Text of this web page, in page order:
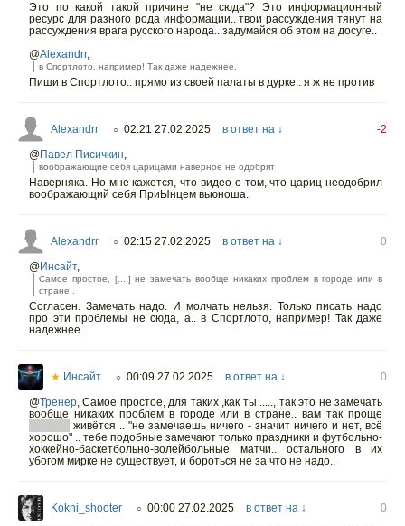
Это по какой такой причине "не сюда"? Это информационный
ресурс для разного рода информации.. твои рассуждения тянут на
рассуждения врага русского народа.. задумайся об этом на досуге..
@Alexandrr,
в Спортлото, например! Так даже надежнее.
Пиши в Спортлото.. прямо из своей палаты в дурке.. я ж не против
Alexandrr ○ 02:21 27.02.2025 в ответ на ↓
-2
@Павел Писичкин,
воображающие себя царицами наверное не одобрят
Наверняка. Но мне кажется, что видео о том, что цариц неодобрил
воображающий себя ПриЫнцем вьюноша.
Alexandrr ○ 02:15 27.02.2025 в ответ на ↓
0
@Инсайт,
Самое простое, [....] не замечать вообще никаких проблем в городе или в
стране..
Согласен. Замечать надо. И молчать нельзя. Только писать надо
про эти проблемы не сюда, а.. в Спортлото, например! Так даже
надежнее.
★ Инсайт ○ 00:09 27.02.2025 в ответ на ↓
0
@Тренер, Самое простое, для таких ,как ты ....., так это не замечать
вообще никаких проблем в городе или в стране.. вам так проще
живётся .. "не замечаешь ничего - значит ничего и нет, всё
хорошо" .. тебе подобные замечают только праздники и футбольно-
хоккейно-баскетбольно-волейбольные матчи.. остального в их
убогом мирке не существует, и бороться не за что не надо..
Kokni_shooter ○ 00:00 27.02.2025 в ответ на ↓
0